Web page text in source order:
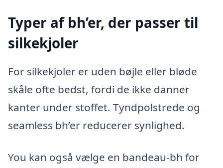
Typer af bh’er, der passer til
silkekjoler
For silkekjoler er uden bøjle eller bløde
skåle ofte bedst, fordi de ikke danner
kanter under stoffet. Tyndpolstrede og
seamless bh’er reducerer synlighed.
You kan også vælge en bandeau-bh for